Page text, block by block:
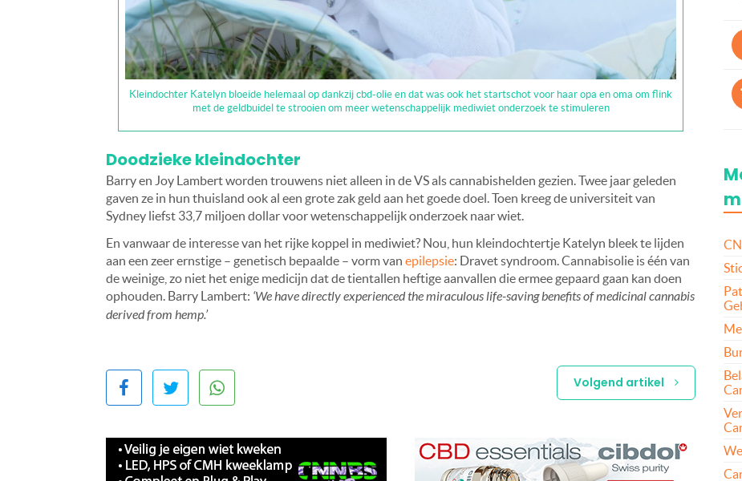
Kleindochter Katelyn bloeide helemaal op dankzij cbd-olie en dat was ook het startschot voor haar opa en oma om flink
met de geldbuidel te strooien om meer wetenschappelijk mediwiet onderzoek te stimuleren
Doodzieke kleindochter
Barry en Joy Lambert worden trouwens niet alleen in de VS als cannabishelden gezien. Twee jaar geleden
gaven ze in hun thuisland ook al een grote zak geld aan het goede doel. Toen kreeg de universiteit van
Sydney liefst 33,7 miljoen dollar voor wetenschappelijk onderzoek naar wiet.
En vanwaar de interesse van het rijke koppel in mediwiet? Nou, hun kleindochtertje Katelyn bleek te lijden
aan een zeer ernstige – genetisch bepaalde – vorm van epilepsie: Dravet syndroom. Cannabisolie is één van
de weinige, zo niet het enige medicijn dat de tientallen heftige aanvallen die ermee gepaard gaan kan doen
ophouden. Barry Lambert: ‘We have directly experienced the miraculous life-saving benefits of medicinal cannabis
derived from hemp.’
Volgend artikel